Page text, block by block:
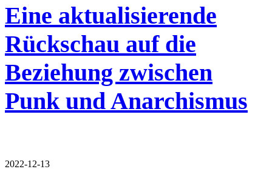
Eine aktualisierende
Rückschau auf die
Beziehung zwischen
Punk und Anarchismus
2022-12-13